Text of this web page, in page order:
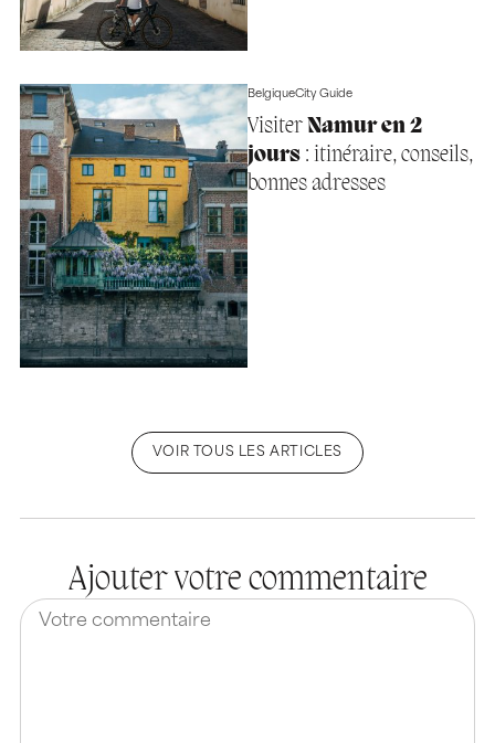
BelgiqueCity Guide
Visiter Namur en 2
jours: itinéraire, conseils,
bonnes adresses
VOIR TOUS LES ARTICLES
Ajouter votre commentaire